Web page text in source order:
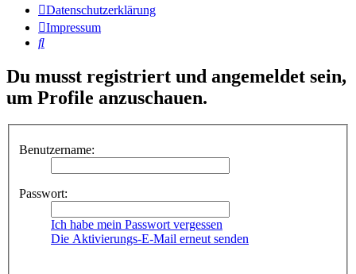
Datenschutzerklärung
Impressum
Suche
Du musst registriert und angemeldet sein,
um Profile anzuschauen.
Benutzername:
Passwort:
Ich habe mein Passwort vergessen
Die Aktivierungs-E-Mail erneut senden